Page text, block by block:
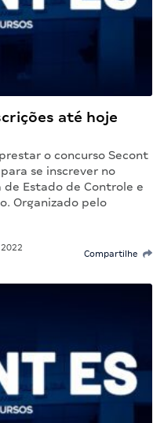
até hoje
o concurso Secont
se inscrever no
Estado de Controle e
Organizado pelo
Compartilhe